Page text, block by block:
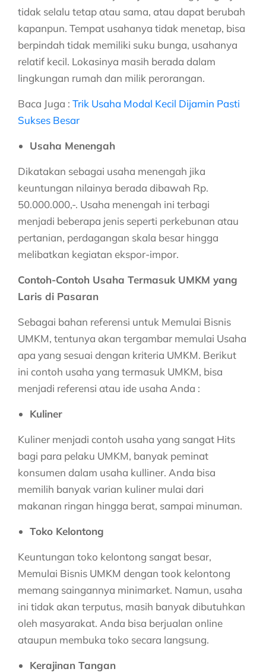
tidak selalu tetap atau sama, atau dapat berubah
kapanpun. Tempat usahanya tidak menetap, bisa
berpindah tidak memiliki suku bunga, usahanya
relatif kecil. Lokasinya masih berada dalam
lingkungan rumah dan milik perorangan.
Baca Juga : Trik Usaha Modal Kecil Dijamin Pasti
Sukses Besar
Usaha Menengah
Dikatakan sebagai usaha menengah jika
keuntungan nilainya berada dibawah Rp.
50.000.000,-. Usaha menengah ini terbagi
menjadi beberapa jenis seperti perkebunan atau
pertanian, perdagangan skala besar hingga
melibatkan kegiatan ekspor-impor.
Contoh-Contoh Usaha Termasuk UMKM yang
Laris di Pasaran
Sebagai bahan referensi untuk Memulai Bisnis
UMKM, tentunya akan tergambar memulai Usaha
apa yang sesuai dengan kriteria UMKM. Berikut
ini contoh usaha yang termasuk UMKM, bisa
menjadi referensi atau ide usaha Anda :
Kuliner
Kuliner menjadi contoh usaha yang sangat Hits
bagi para pelaku UMKM, banyak peminat
konsumen dalam usaha kulliner. Anda bisa
memilih banyak varian kuliner mulai dari
makanan ringan hingga berat, sampai minuman.
Toko Kelontong
Keuntungan toko kelontong sangat besar,
Memulai Bisnis UMKM dengan took kelontong
memang saingannya minimarket. Namun, usaha
ini tidak akan terputus, masih banyak dibutuhkan
oleh masyarakat. Anda bisa berjualan online
ataupun membuka toko secara langsung.
Kerajinan Tangan